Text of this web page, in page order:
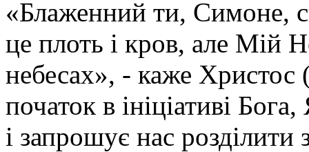
«Блаженний ти, Симоне,
це плоть і кров, але Мій
небесах», - каже
початок в ініціативі
і запрошує нас